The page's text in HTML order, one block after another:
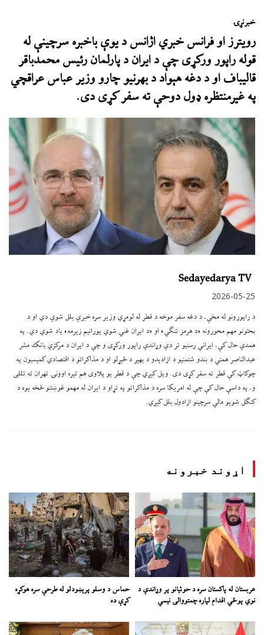
خبرنړۍ
رویترز او فرانس خبري اژانس د يوې باخبره سرچينې له
قوله راپور ورکړی چې د ايران د پارلمان رئيس محمدباقر
قاليباف او د دغه هېواد د بهرنيو چارو وزير عباس عراقچي
په غيرمنتظره ډول دوحې ته سفر کړی دی.
Sedayedarya TV
2026-05-25
د راپورونو له مخې، د دغه سفر موخه د قطر له لومړي وزير سره خبرې بلل شوې دي او د
بحثونو مهم محورونه «د هرمز تنګي» او «د ايران غني شوي يورانيم زېرمه» ياد شوي دي. په
همدې حال کې، ايراني رسنيو تر دې وړاندې راپور ورکړی و چې د ايران د مرکزي بانک مشر
عبدالناصر همتي د بندو شتمنيو د ازادېدو د بهير د څېړلو او د مذاکراتو د اقتصادي کمېسيون په
چوکاټ کې قطر ته سفر کړی دی. ويل کېږي چې د قطر يو پلاوی هم تېره اوونۍ تهران ته تللی
و، په داسې حال کې چې له امريکا سره د مذاکراتو په تړاو د ايران له مهمو غوښتنو څخه يوه د
کنګل شويو مالي سرچينو ازادول بلل کېږي.
اړوند خبرونه
عربستان له پاکستان سره د حوثیانو پر وړاندې د
نوي پوځي اقدام لپاره چمتووالی نیسي
حماس د وسلو پرېښودلو له طرحې سره هوکړه
کړې ده